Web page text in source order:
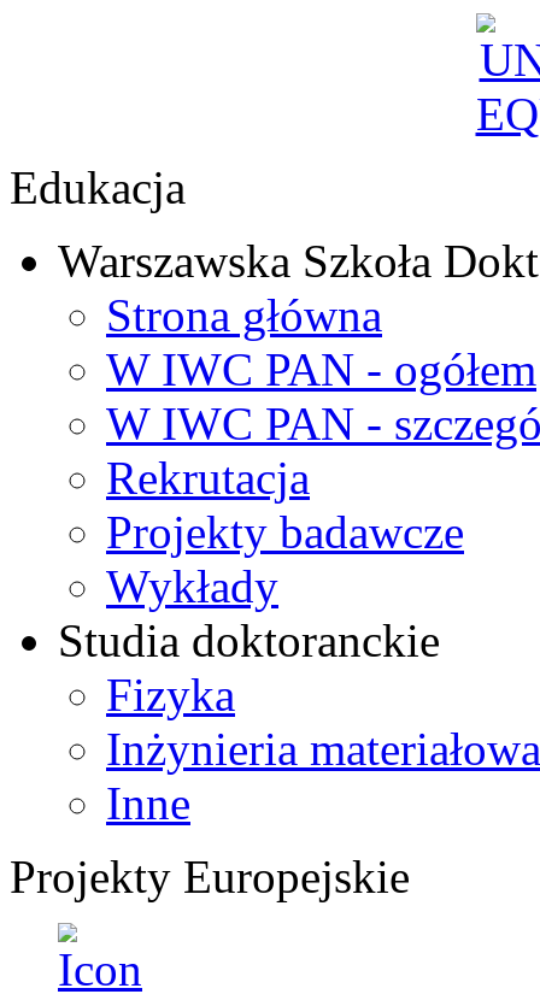
Edukacja
Warszawska Szkoła
Strona główna
W IWC PAN - ogółem
W IWC PAN -
Rekrutacja
Projekty badawcze
Wykłady
Studia doktoranckie
Fizyka
Inżynieria materiałowa
Inne
Projekty Europejskie